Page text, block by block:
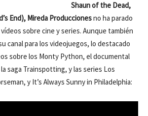
Shaun of the Dead,
End), Mireda Produccionesno ha parado
sobre cine y series. Aunque también
canal para los videojuegos, lo destacado
sobre los Monty Python, el documental
saga Trainspotting, y las series Los
y It’s Always Sunny in Philadelphia: